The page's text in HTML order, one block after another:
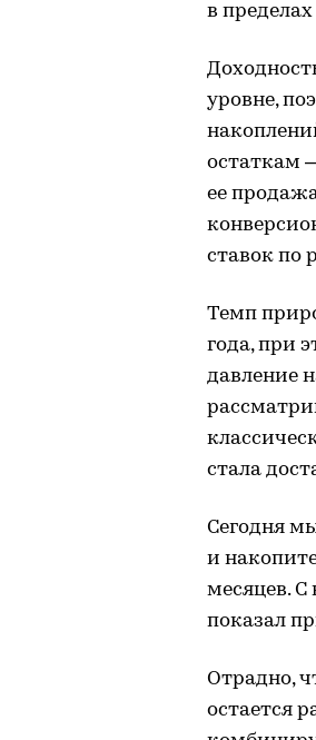
в
уровне,
остаткам
ее
ставок по
Темп
года, при
давление
стала
Сегодня
и
месяцев. С
показал
Отрадно,
остается